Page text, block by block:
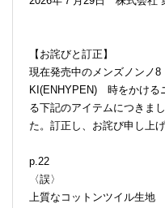
【お詫びと訂正】
現在発売中のメンズノンノ
KI(ENHYPEN) 時をかける
る下記のアイテムにつきま
た。訂正し、お詫び申し上げ
p.22
〈誤〉
上質なコットンツイル生地